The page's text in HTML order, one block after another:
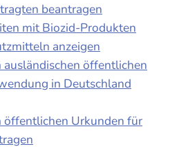
beantragen
mit Biozid-Produkten
anzeigen
öffentlichen
in Deutschland
öffentlichen Urkunden für